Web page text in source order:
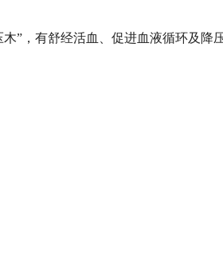
”，有舒经活血、促进血液循环及降